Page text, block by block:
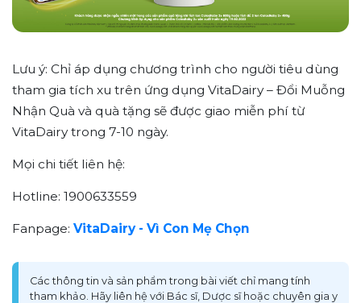
Lưu ý: Chỉ áp dụng chương trình cho người tiêu dùng
tham gia tích xu trên ứng dụng VitaDairy – Đổi Muỗng
Nhận Quà và quà tặng sẽ được giao miễn phí từ
VitaDairy trong 7-10 ngày.
Mọi chi tiết liên hệ:
Hotline: 1900633559
Fanpage: VitaDairy - Vì Con Mẹ Chọn
Các thông tin và sản phẩm trong bài viết chỉ mang tính
tham khảo. Hãy liên hệ với Bác sĩ, Dược sĩ hoặc chuyên gia y